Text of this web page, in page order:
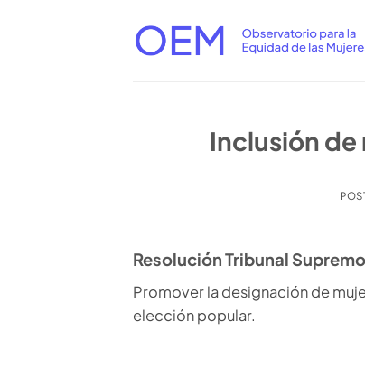
Inclusión
Resolución Tribunal
Promover la designación de
elección popular.